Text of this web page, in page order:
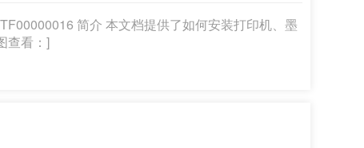
简介 本文档提供了如何安装打印机、墨
查看：]